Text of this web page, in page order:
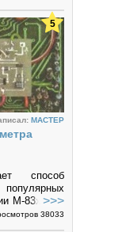
MACTEP
способ
М-83х (DT-
никель-
>>>
38033
5